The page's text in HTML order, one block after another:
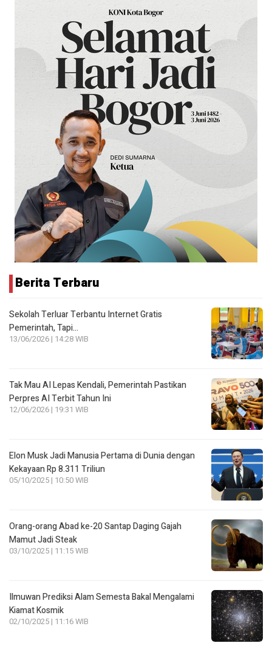
Berita Terbaru
Sekolah Terluar Terbantu Internet Gratis
Pemerintah, Tapi…
13/06/2026 | 14:28 WIB
Tak Mau AI Lepas Kendali, Pemerintah Pastikan
Perpres AI Terbit Tahun Ini
12/06/2026 | 19:31 WIB
Elon Musk Jadi Manusia Pertama di Dunia dengan
Kekayaan Rp 8.311 Triliun
05/10/2025 | 10:50 WIB
Orang-orang Abad ke-20 Santap Daging Gajah
Mamut Jadi Steak
03/10/2025 | 11:15 WIB
Ilmuwan Prediksi Alam Semesta Bakal Mengalami
Kiamat Kosmik
02/10/2025 | 11:16 WIB